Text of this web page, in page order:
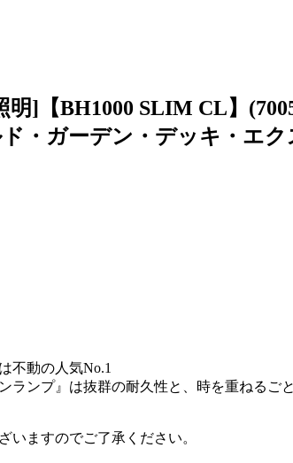
]【BH1000 SLIM CL】
・ガーデン・デッキ・エ
不動の人気No.1
ランプ』は抜群の耐久性と、時を重ねるご
ますのでご了承ください。